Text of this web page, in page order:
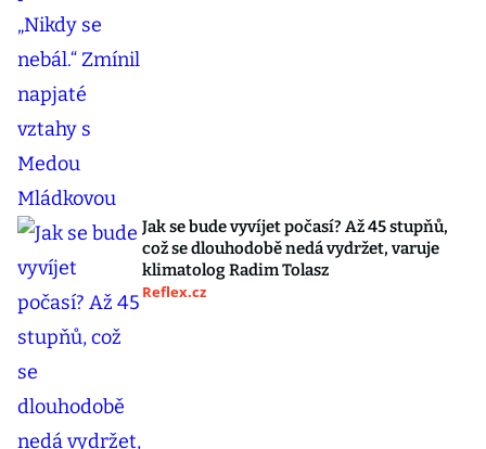
Jak se bude vyvíjet počasí? Až 45 stupňů,
což se dlouhodobě nedá vydržet, varuje
klimatolog Radim Tolasz
Reflex.cz